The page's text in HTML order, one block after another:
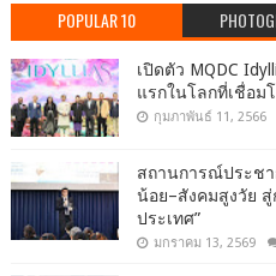
POPULAR 10
เปิดตัว MQDC
แรกในโลกที่เชื่อม
กุมภาพันธ์ 11, 2566
สถานการณ์ประชา
น้อย–สังคมสูงวัย สู่
ประเทศ”
มกราคม 13, 2569